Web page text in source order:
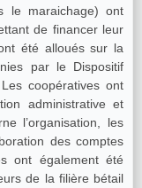
le maraichage) ont
de financer leur
été alloués sur la
par le Dispositif
coopératives ont
administrative et
l’organisation, les
des comptes
ont également été
de la filière bétail